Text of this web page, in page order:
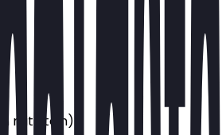
mit Stein)